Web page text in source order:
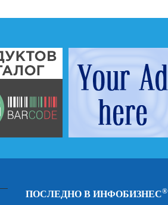
ПОСЛЕДНО В ИНФОБИЗНЕС®